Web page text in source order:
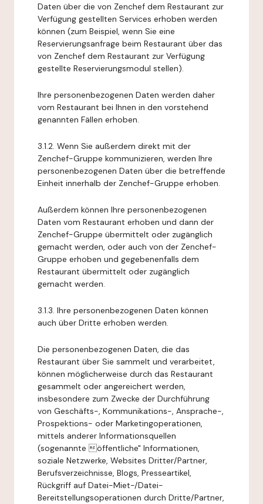
Daten über die von Zenchef dem Restaurant zur
Verfügung gestellten Services erhoben werden
können (zum Beispiel, wenn Sie eine
Reservierungsanfrage beim Restaurant über das
von Zenchef dem Restaurant zur Verfügung
gestellte Reservierungsmodul stellen).
Ihre personenbezogenen Daten werden daher
vom Restaurant bei Ihnen in den vorstehend
genannten Fällen erhoben.
3.1.2. Wenn Sie außerdem direkt mit der
Zenchef-Gruppe kommunizieren, werden Ihre
personenbezogenen Daten über die betreffende
Einheit innerhalb der Zenchef-Gruppe erhoben.
Außerdem können Ihre personenbezogenen
Daten vom Restaurant erhoben und dann der
Zenchef-Gruppe übermittelt oder zugänglich
gemacht werden, oder auch von der Zenchef-
Gruppe erhoben und gegebenenfalls dem
Restaurant übermittelt oder zugänglich
gemacht werden.
3.1.3. Ihre personenbezogenen Daten können
auch über Dritte erhoben werden.
Die personenbezogenen Daten, die das
Restaurant über Sie sammelt und verarbeitet,
können möglicherweise durch das Restaurant
gesammelt oder angereichert werden,
insbesondere zum Zwecke der Durchführung
von Geschäfts-, Kommunikations-, Ansprache-,
Prospektions- oder Marketingoperationen,
mittels anderer Informationsquellen
(sogenannte öffentliche" Informationen,
soziale Netzwerke, Websites Dritter/Partner,
Berufsverzeichnisse, Blogs, Presseartikel,
Rückgriff auf Datei-Miet-/Datei-
Bereitstellungsoperationen durch Dritte/Partner,